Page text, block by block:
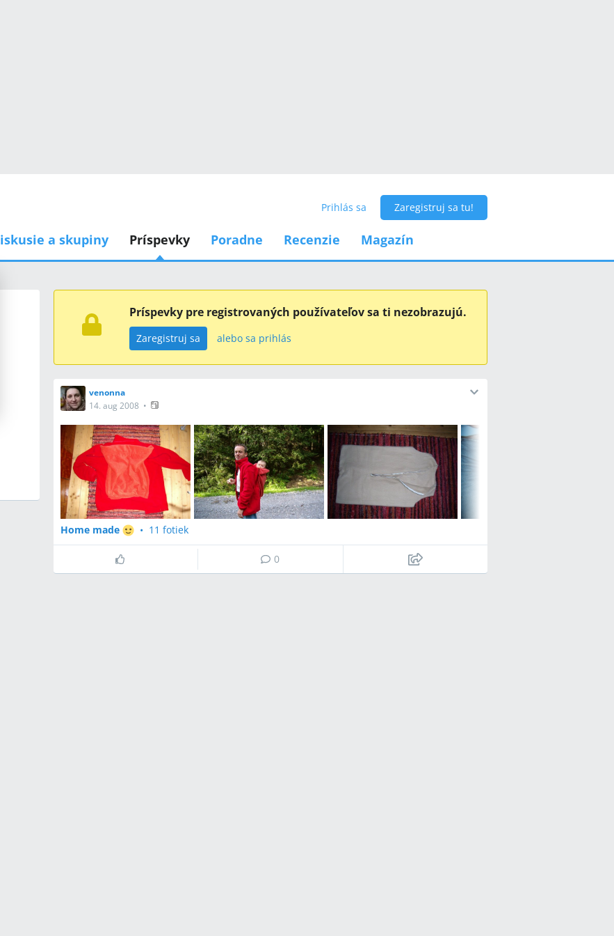
Prihlás sa Zaregistruj sa tu!
a skupiny Príspevky Poradne Recenzie Magazín
Príspevky pre registrovaných používateľov sa ti nezobrazujú.
Zaregistruj sa alebo sa prihlás
venonna
14. aug 2008 •
Home made • 11 fotiek
0